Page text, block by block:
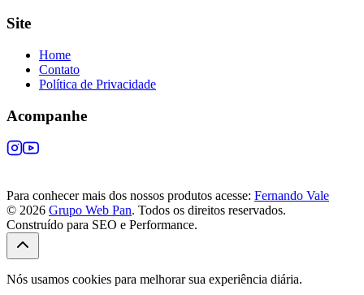
Site
Home
Contato
Política de Privacidade
Acompanhe
Para conhecer mais dos nossos produtos acesse: Fernando Vale
© 2026 Grupo Web Pan. Todos os direitos reservados.
Construído para SEO e Performance.
Nós usamos cookies para melhorar sua experiência diária.